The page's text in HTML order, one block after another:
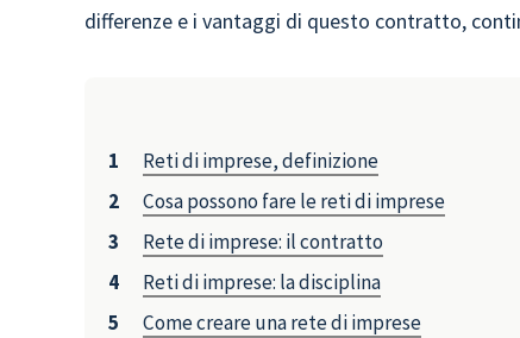
differenze e i vantaggi di questo contratto,
Reti di imprese, definizione
Cosa possono fare le reti di imprese
Rete di imprese: il contratto
Reti di imprese: la disciplina
Come creare una rete di imprese